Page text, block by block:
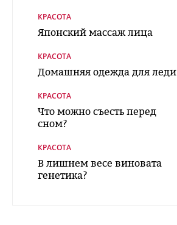
КРАСОТА
Японский массаж лица
КРАСОТА
Домашняя одежда для леди
КРАСОТА
Что можно съесть перед
сном?
КРАСОТА
В лишнем весе виновата
генетика?